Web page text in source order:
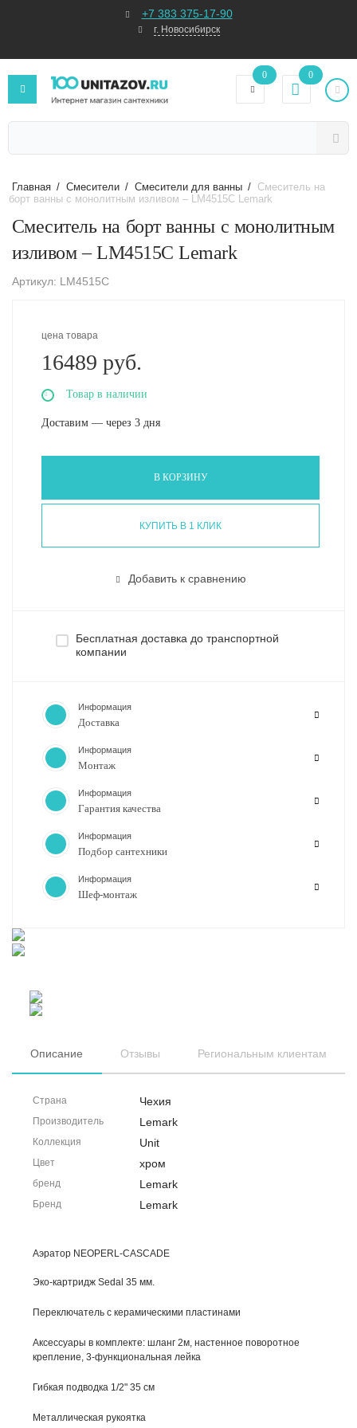
+7 383 375-17-90
г. Новосибирск
0 0
Главная / Смесители / Смесители для ванны / Смеситель на
борт ванны с монолитным изливом – LM4515C Lemark
Смеситель на борт ванны с монолитным
изливом – LM4515C Lemark
Артикул: LM4515C
цена товара
16489 руб.
Товар в наличии
Доставим — через 3 дня
В КОРЗИНУ
КУПИТЬ В 1 КЛИК
Добавить к сравнению
Бесплатная доставка до транспортной
компании
Информация
Доставка
Информация
Монтаж
Информация
Гарантия качества
Информация
Подбор сантехники
Информация
Шеф-монтаж
Описание Отзывы Региональным клиентам
Страна Чехия
Производитель Lemark
Коллекция Unit
Цвет хром
бренд Lemark
Бренд Lemark
Аэратор NEOPERL-CASCADE
Эко-картридж Sedal 35 мм.
Переключатель с керамическими пластинами
Аксессуары в комплекте: шланг 2м, настенное поворотное
крепление, 3-функциональная лейка
Гибкая подводка 1/2" 35 см
Металлическая рукоятка